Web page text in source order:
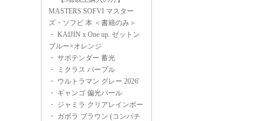
MASTERS SOFVI マスター
ズ・ソフビ 本 ＜書籍のみ＞
・ KAIJIN x One up. ゼットン
ブルー×オレンジ
・ サボテンダー 蓄光
・
ミクラス パープル
・ ウルトラマン グレー 2026'
・ ギャンゴ 偏光パール
・ ジャミラ クリアレインボー
・ ガボラ ブラウン (コンパチ